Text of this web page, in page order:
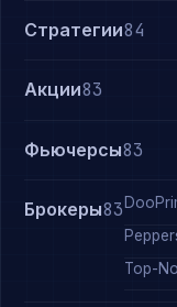
Стратегии84
Акции83
Фьючерсы83
Брокеры83
Top-